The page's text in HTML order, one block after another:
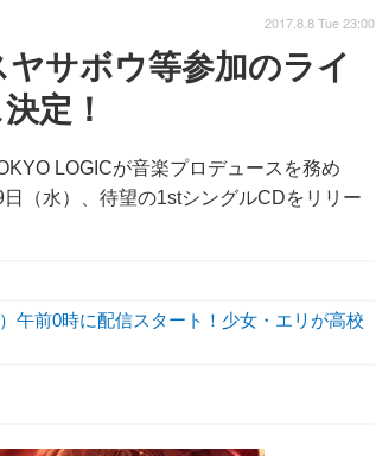
サボウ等参加のライ
定！
LOGICが音楽プロデュースを務め
（水）、待望の1stシングルCDをリリー
2017.8.8 Tue 23:00
午前0時に配信スタート！少女・エリが高校